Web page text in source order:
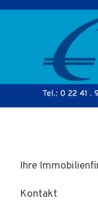
Zum Hauptinhalt
Ihre
Kontakt